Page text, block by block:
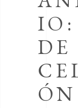
IO:
DE
ÓN